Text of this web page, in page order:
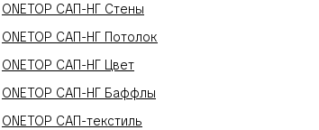
ONETOP САП-НГ Стены
ONETOP САП-НГ Потолок
ONETOP САП-НГ Цвет
ONETOP САП-НГ Баффлы
ONETOP САП-текстиль